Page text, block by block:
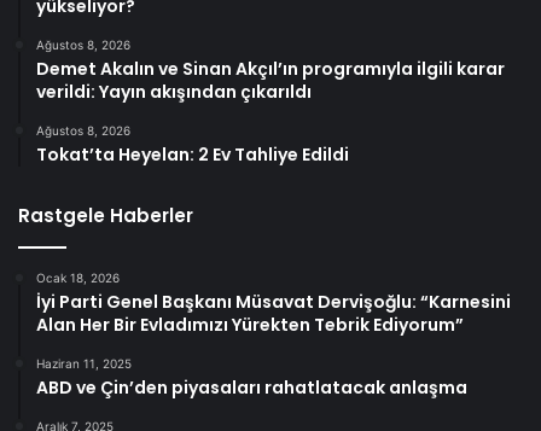
yükseliyor?
Ağustos 8, 2026
Demet Akalın ve Sinan Akçıl’ın programıyla ilgili karar
verildi: Yayın akışından çıkarıldı
Ağustos 8, 2026
Tokat’ta Heyelan: 2 Ev Tahliye Edildi
Rastgele Haberler
Ocak 18, 2026
İyi Parti Genel Başkanı Müsavat Dervişoğlu: “Karnesini
Alan Her Bir Evladımızı Yürekten Tebrik Ediyorum”
Haziran 11, 2025
ABD ve Çin’den piyasaları rahatlatacak anlaşma
Aralık 7, 2025